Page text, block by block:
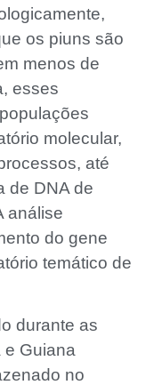
os piuns são
menos de
esses
molecular,
até
de DNA de
análise
do gene
temático de
durante as
e Guiana
no